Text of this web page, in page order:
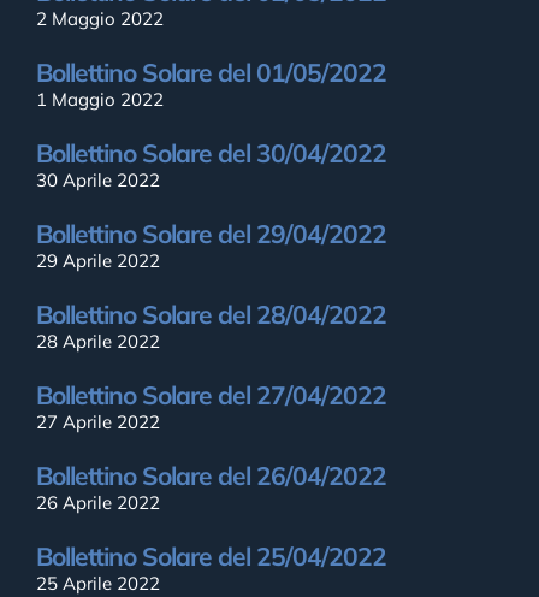
2 Maggio 2022
Bollettino Solare del 01/05/2022
1 Maggio 2022
Bollettino Solare del 30/04/2022
30 Aprile 2022
Bollettino Solare del 29/04/2022
29 Aprile 2022
Bollettino Solare del 28/04/2022
28 Aprile 2022
Bollettino Solare del 27/04/2022
27 Aprile 2022
Bollettino Solare del 26/04/2022
26 Aprile 2022
Bollettino Solare del 25/04/2022
25 Aprile 2022